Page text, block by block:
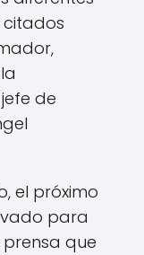
citados
de
el próximo
para
que